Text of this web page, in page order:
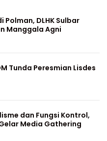
Polman, DLHK Sulbar
Manggala Agni
Tunda Peresmian Lisdes
dan Fungsi Kontrol,
Media Gathering